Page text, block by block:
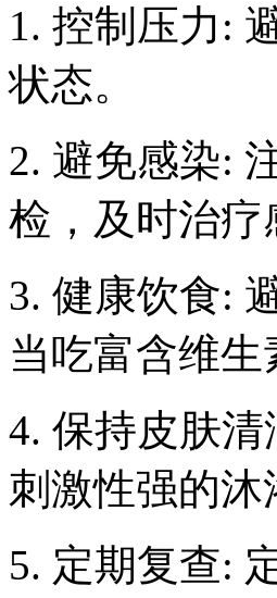
1. 控制压力:
状态。
2. 避免感染:
检，及时治
3. 健康饮食:
当吃富含维
4. 保持皮肤
刺激性强的
5. 定期复查: